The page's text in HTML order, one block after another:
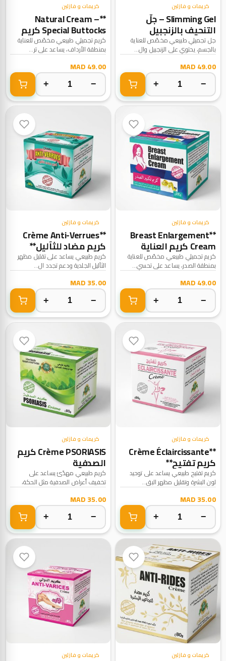
كريمات و فازلين
Slimming Gel – جلّ
التنحيف بالزنجبيل
والفلفل الحار جلّ العناية
بالجسم
جل تجميلي طبيعي مخصّص للعناية
بالجسم، يحتوي على الزنجبيل وال...
49.00 MAD
−
+
كريمات و فازلين
**Natural Cream –
Special Buttocks كريم
العناية وتجميل الأرداف**
كريم تجميلي طبيعي مخصّص للعناية
بمنطقة الأرداف، يساعد على تر...
49.00 MAD
−
+
كريمات و فازلين
**Breast Enlargement
Cream كريم العناية
بالصدر**
كريم تجميلي طبيعي مخصّص للعناية
بمنطقة الصدر، يساعد على تحسي...
49.00 MAD
−
+
كريمات و فازلين
**Crème Anti-Verrues
كريم مضاد للثآليل**
كريم طبيعي يساعد على تقليل مظهر
الثآليل الجلدية ودعم تجدد ال...
35.00 MAD
−
+
كريمات و فازلين
**Crème Éclaircissante
كريم تفتيح**
كريم تفتيح طبيعي يساعد على توحيد
لون البشرة وتقليل مظهر البق...
35.00 MAD
−
+
كريمات و فازلين
Crème PSORIASIS كريم
الصدفية
كريم طبيعي مهدّئ يساعد على
تخفيف أعراض الصدفية مثل الحكة،
ال...
35.00 MAD
−
+
كريمات و فازلين كريمات و فازلين